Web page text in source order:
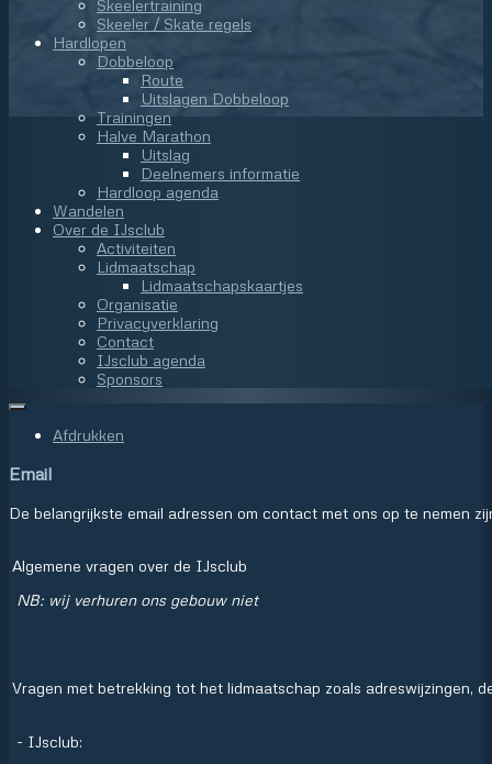
Skeelertraining
Skeeler / Skate regels
Hardlopen
Dobbeloop
Route
Uitslagen Dobbeloop
Trainingen
Halve Marathon
Uitslag
Deelnemers informatie
Hardloop agenda
Wandelen
Over de IJsclub
Activiteiten
Lidmaatschap
Lidmaatschapskaartjes
Organisatie
Privacyverklaring
Contact
IJsclub agenda
Sponsors
Afdrukken
Email
De belangrijkste email adressen om contact met ons op te nemen
Algemene vragen over de IJsclub
NB: wij verhuren ons gebouw niet
Vragen met betrekking tot het lidmaatschap zoals adreswijzingen,
- IJsclub: